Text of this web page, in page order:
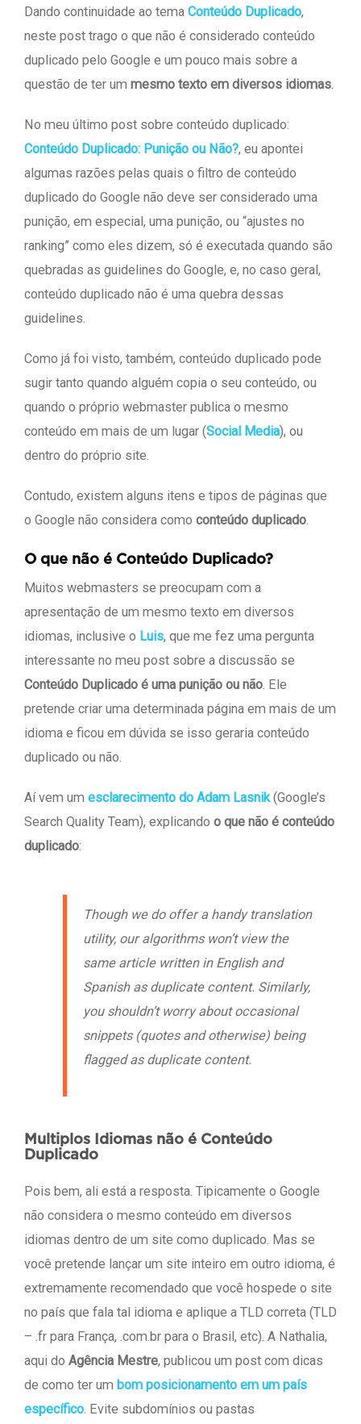
Dando continuidade ao tema Conteúdo Duplicado,
neste post trago o que não é considerado conteúdo
duplicado pelo Google e um pouco mais sobre a
questão de ter um mesmo texto em diversos idiomas.
No meu último post sobre conteúdo duplicado:
Conteúdo Duplicado: Punição ou Não?, eu apontei
algumas razões pelas quais o filtro de conteúdo
duplicado do Google não deve ser considerado uma
punição, em especial, uma punição, ou “ajustes no
ranking” como eles dizem, só é executada quando são
quebradas as guidelines do Google, e, no caso geral,
conteúdo duplicado não é uma quebra dessas
guidelines.
Como já foi visto, também, conteúdo duplicado pode
sugir tanto quando alguém copia o seu conteúdo, ou
quando o próprio webmaster publica o mesmo
conteúdo em mais de um lugar (Social Media), ou
dentro do próprio site.
Contudo, existem alguns itens e tipos de páginas que
o Google não considera como conteúdo duplicado.
O que não é Conteúdo Duplicado?
Muitos webmasters se preocupam com a
apresentação de um mesmo texto em diversos
idiomas, inclusive o Luis, que me fez uma pergunta
interessante no meu post sobre a discussão se
Conteúdo Duplicado é uma punição ou não. Ele
pretende criar uma determinada página em mais de um
idioma e ficou em dúvida se isso geraria conteúdo
duplicado ou não.
Aí vem um esclarecimento do Adam Lasnik(Google’s
Search Quality Team), explicando o que não é conteúdo
duplicado:
Though we do offer a handy translation
utility, our algorithms won’t view the
same article written in English and
Spanish as duplicate content. Similarly,
you shouldn’t worry about occasional
snippets (quotes and otherwise) being
flagged as duplicate content.
Multiplos Idiomas não é Conteúdo
Duplicado
Pois bem, ali está a resposta. Tipicamente o Google
não considera o mesmo conteúdo em diversos
idiomas dentro de um site como duplicado. Mas se
você pretende lançar um site inteiro em outro idioma, é
extremamente recomendado que você hospede o site
no país que fala tal idioma e aplique a TLD correta (TLD
– .fr para França, .com.br para o Brasil, etc). A Nathalia,
aqui do Agência Mestre, publicou um post com dicas
de como ter um bom posicionamento em um país
específico. Evite subdomínios ou pastas